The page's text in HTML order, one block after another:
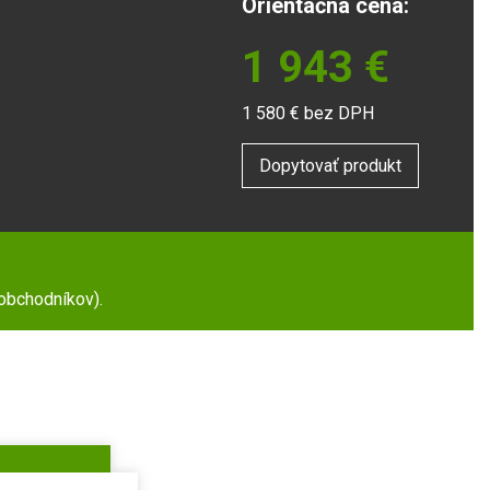
Orientačná cena:
1 943 €
1 580 € bez DPH
Dopytovať produkt